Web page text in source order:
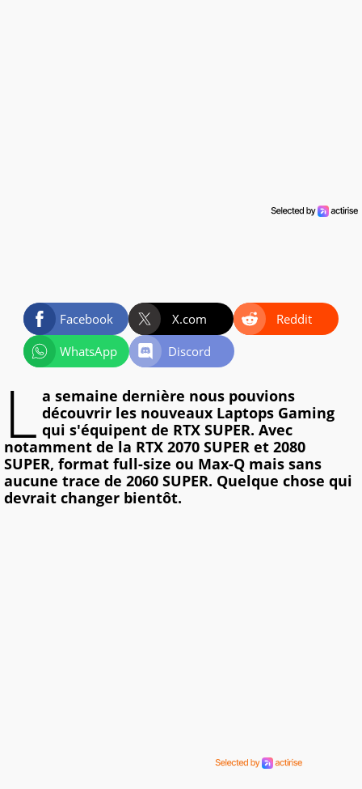
Facebook X.com
Reddit
WhatsApp
Discord
L a semaine dernière nous pouvions
découvrir les nouveaux Laptops Gaming
qui s'équipent de RTX SUPER. Avec
notamment de la RTX 2070 SUPER et 2080
SUPER, format full-size ou Max-Q mais sans
aucune trace de 2060 SUPER. Quelque chose qui
devrait changer bientôt.